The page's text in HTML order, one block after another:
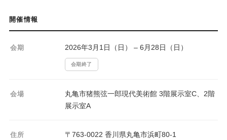
開催情報
会期 2026年3月1日（日） – 6月28日（日）
会期終了
会場
丸亀市猪熊弦一郎現代美術館 3階展示室C、2階
展示室A
住所 〒763-0022 香川県丸亀市浜町80-1